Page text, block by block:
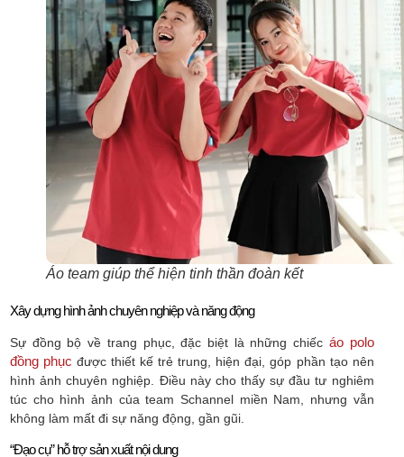
Áo team giúp thể hiện tinh thần đoàn kết
Xây dựng hình ảnh chuyên nghiệp và năng động
Sự đồng bộ về trang phục, đặc biệt là những chiếc áo polo
đồng phục được thiết kế trẻ trung, hiện đại, góp phần tạo nên
hình ảnh chuyên nghiệp. Điều này cho thấy sự đầu tư nghiêm
túc cho hình ảnh của team Schannel miền Nam, nhưng vẫn
không làm mất đi sự năng động, gần gũi.
“Đạo cụ” hỗ trợ sản xuất nội dung